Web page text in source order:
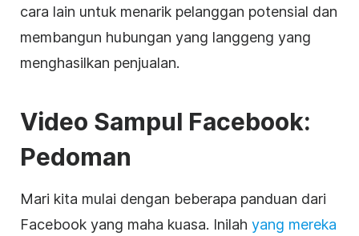
cara lain untuk menarik pelanggan potensial dan
membangun hubungan yang langgeng yang
menghasilkan penjualan.
Video Sampul Facebook:
Pedoman
Mari kita mulai dengan beberapa panduan dari
Facebook yang maha kuasa. Inilah yang mereka